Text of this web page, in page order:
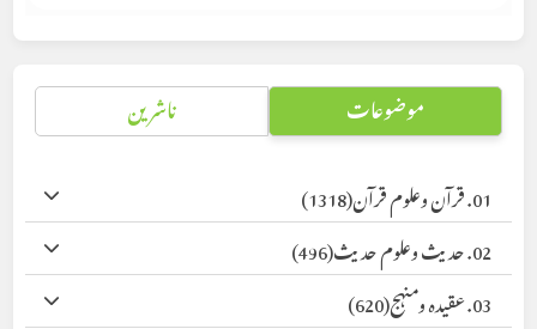
موضوعات ناشرین
01. قرآن وعلوم قرآن
(1318)
02. حدیث وعلوم حدیث
(496)
03. عقیدہ ومنہج
(620)